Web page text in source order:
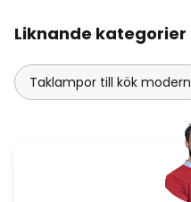
Liknande kategorier
Taklampor till kök modern